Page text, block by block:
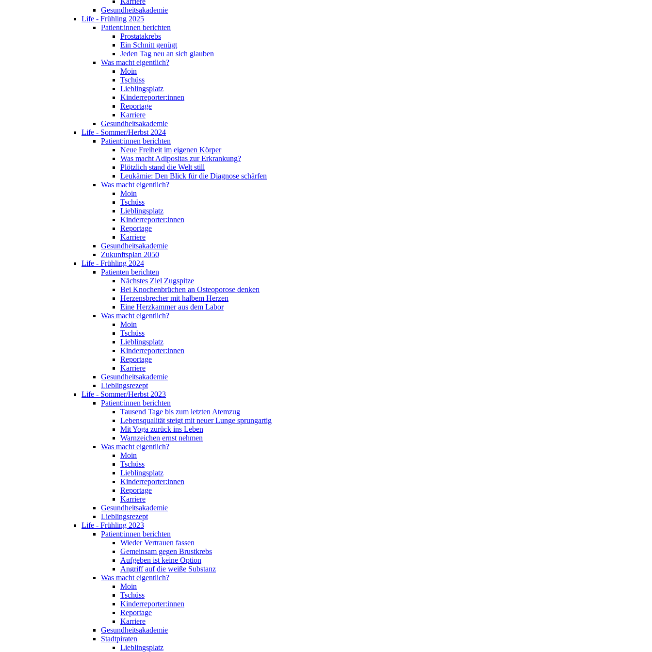
Gesundheitsakademie
Life - Frühling 2025
Patient:innen berichten
Prostatakrebs
Ein Schnitt genügt
Jeden Tag neu an sich glauben
Was macht eigentlich?
Moin
Tschüss
Lieblingsplatz
Kinderreporter:innen
Reportage
Karriere
Gesundheitsakademie
Life - Sommer/Herbst 2024
Patient:innen berichten
Neue Freiheit im eigenen Körper
Was macht Adipositas zur Erkrankung?
Plötzlich stand die Welt still
Leukämie: Den Blick für die Diagnose schärfen
Was macht eigentlich?
Moin
Tschüss
Lieblingsplatz
Kinderreporter:innen
Reportage
Karriere
Gesundheitsakademie
Zukunftsplan 2050
Life - Frühling 2024
Patienten berichten
Nächstes Ziel Zugspitze
Bei Knochenbrüchen an Osteoporose denken
Herzensbrecher mit halbem Herzen
Eine Herzkammer aus dem Labor
Was macht eigentlich?
Moin
Tschüss
Lieblingsplatz
Kinderreporter:innen
Reportage
Karriere
Gesundheitsakademie
Lieblingsrezept
Life - Sommer/Herbst 2023
Patient:innen berichten
Tausend Tage bis zum letzten Atemzug
Lebensqualität steigt mit neuer Lunge sprungartig
Mit Yoga zurück ins Leben
Warnzeichen ernst nehmen
Was macht eigentlich?
Moin
Tschüss
Lieblingsplatz
Kinderreporter:innen
Reportage
Karriere
Gesundheitsakademie
Lieblingsrezept
Life - Frühling 2023
Patient:innen berichten
Wieder Vertrauen fassen
Gemeinsam gegen Brustkrebs
Aufgeben ist keine Option
Angriff auf die weiße Substanz
Was macht eigentlich?
Moin
Tschüss
Kinderreporter:innen
Reportage
Karriere
Gesundheitsakademie
Stadtpiraten
Lieblingsplatz